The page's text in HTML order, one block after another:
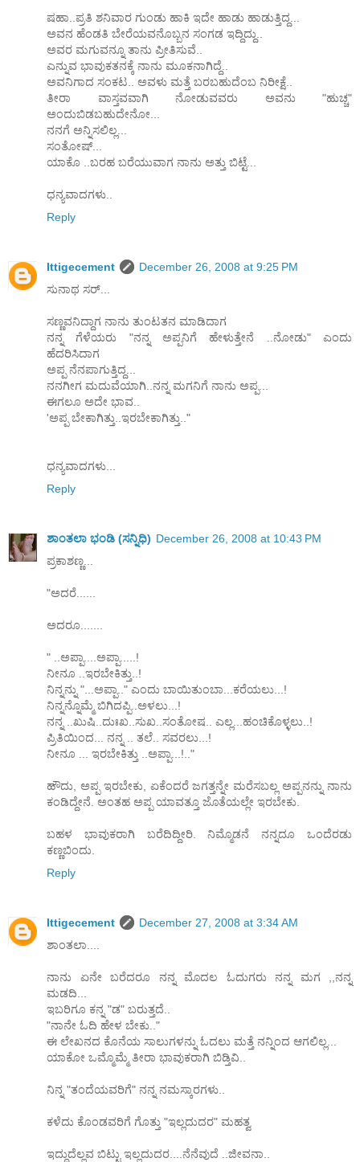
ಷಹಾ..ಪ್ರತಿ ಶನಿವಾರ ಗುಂಡು ಹಾಕಿ ಇದೇ ಹಾಡು ಹಾಡುತ್ತಿದ್ದ...
ಅವನ ಹೆಂಡತಿ ಬೇರೆಯವನೊಬ್ಬನ ಸಂಗಡ ಇದ್ದಿದ್ದು..
ಅವರ ಮಗುವನ್ನೂ ತಾನು ಪ್ರೀತಿಸುವೆ..
ಎನ್ನುವ ಭಾವುಕತನಕ್ಕೆ ನಾನು ಮೂಕನಾಗಿದ್ದೆ..
ಅವನಿಗಾದ ಸಂಕಟ.. ಅವಳು ಮತ್ತೆ ಬರಬಹುದೆಂಬ ನಿರೀಕ್ಷೆ..
ತೀರಾ ವಾಸ್ತವವಾಗಿ ನೋಡುವವರು ಅವನು "ಹುಚ್ಚ"
ಅಂದುಬಿಡಬಹುದೇನೋ...
ನನಗೆ ಅನ್ನಿಸಲಿಲ್ಲ...
ಸಂತೋಷ್...
ಯಾಕೊ ..ಬರಹ ಬರೆಯುವಾಗ ನಾನು ಅತ್ತು ಬಿಟ್ಟೆ...
ಧನ್ಯವಾದಗಳು..
Reply
Ittigecement
December 26, 2008 at 9:25 PM
ಸುನಾಥ ಸರ್...
ಸಣ್ಣವನಿದ್ದಾಗ ನಾನು ತುಂಟತನ ಮಾಡಿದಾಗ
ನನ್ನ ಗೆಳೆಯರು "ನನ್ನ ಅಪ್ಪನಿಗೆ ಹೇಳುತ್ತೇನೆ ..ನೋಡು" ಎಂದು
ಹೆದರಿಸಿದಾಗ
ಅಪ್ಪ ನೆನಪಾಗುತ್ತಿದ್ದ...
ನನಗೀಗ ಮದುವೆಯಾಗಿ..ನನ್ನ ಮಗನಿಗೆ ನಾನು ಅಪ್ಪ...
ಈಗಲೂ ಅದೇ ಭಾವ..
'ಅಪ್ಪ ಬೇಕಾಗಿತ್ತು..ಇರಬೇಕಾಗಿತ್ತು.."
ಧನ್ಯವಾದಗಳು...
Reply
ಶಾಂತಲಾ ಭಂಡಿ (ಸನ್ನಿಧಿ) December 26, 2008 at 10:43 PM
ಪ್ರಕಾಶಣ್ಣ...
"ಅದರೆ......
ಅದರೂ.......
" ..ಅಪ್ಪಾ....ಅಪ್ಪಾ.....!
ನೀನೂ ..ಇರಬೇಕಿತ್ತು..!
ನಿನ್ನನ್ನು "...ಅಪ್ಪಾ.." ಎಂದು ಬಾಯಿತುಂಬಾ...ಕರೆಯಲು...!
ನಿನ್ನನ್ನೊಮ್ಮೆ ಬಿಗಿದಪ್ಪಿ..ಅಳಲು...!
ನನ್ನ ..ಖುಷಿ..ದುಃಖ..ಸುಖ..ಸಂತೋಷ.. ಎಲ್ಲ...ಹಂಚಿಕೊಳ್ಳಲು..!
ಪ್ರಿತಿಯಿಂದ... ನನ್ನ .. ತಲೆ.. ಸವರಲು...!
ನೀನೂ ... ಇರಬೇಕಿತ್ತು ..ಅಪ್ಪಾ...!.."
ಹೌದು, ಅಪ್ಪ ಇರಬೇಕು, ಏಕೆಂದರೆ ಜಗತ್ತನ್ನೇ ಮರೆಸಬಲ್ಲ ಅಪ್ಪನನ್ನು ನಾನು
ಕಂಡಿದ್ದೇನೆ. ಅಂತಹ ಅಪ್ಪ ಯಾವತ್ತೂ ಜೊತೆಯಲ್ಲೇ ಇರಬೇಕು.
ಬಹಳ ಭಾವುಕರಾಗಿ ಬರೆದಿದ್ದೀರಿ. ನಿಮ್ಮೊಡನೆ ನನ್ನದೂ ಒಂದೆರಡು
ಕಣ್ಣಬಿಂದು.
Reply
Ittigecement
December 27, 2008 at 3:34 AM
ಶಾಂತಲಾ....
ನಾನು ಏನೇ ಬರೆದರೂ ನನ್ನ ಮೊದಲ ಓದುಗರು ನನ್ನ ಮಗ ,,ನನ್ನ
ಮಡದಿ...
ಇಬರಿಗೂ ಕನ್ನ "ಡ" ಬರುತ್ತದೆ..
"ನಾನೇ ಓದಿ ಹೇಳ ಬೇಕು.."
ಈ ಲೇಖನದ ಕೊನೆಯ ಸಾಲುಗಳನ್ನು ಓದಲು ಮತ್ತೆ ನನ್ನಿಂದ ಆಗಲಿಲ್ಲ...
ಯಾಕೋ ಒಮ್ಮೊಮ್ಮೆ ತೀರಾ ಭಾವುಕರಾಗಿ ಬಿಡ್ತಿವಿ..
ನಿನ್ನ "ತಂದೆಯವರಿಗೆ" ನನ್ನ ನಮಸ್ಕಾರಗಳು..
ಕಳೆದು ಕೊಂಡವರಿಗೆ ಗೊತ್ತು "ಇಲ್ಲದುದರ" ಮಹತ್ವ
ಇದ್ದುದೆಲ್ಲವ ಬಿಟ್ಟು ಇಲ್ಲದುದರ....ನೆನೆವುದೆ ..ಜೀವನಾ..